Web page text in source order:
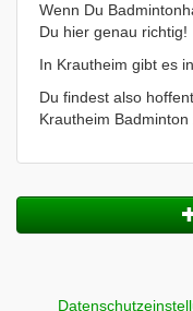
Wenn Du
Du hier genau richtig!
In Krautheim gibt es
Du findest also
Krautheim Badminton